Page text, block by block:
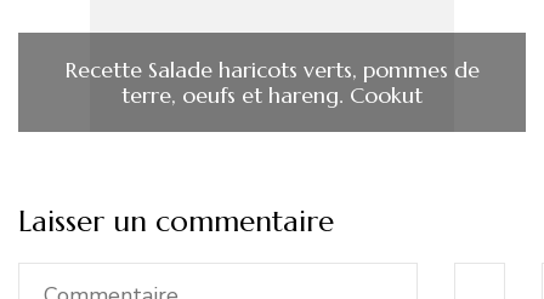
Recette Salade haricots verts, pommes de
terre, oeufs et hareng. Cookut
Laisser un commentaire